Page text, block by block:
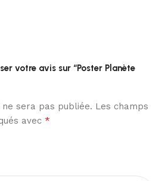
votre avis sur “Poster Planète
sera pas publiée. Les champs
avec *